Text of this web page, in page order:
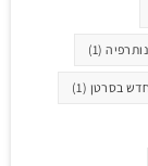
(1)
בסרטן (1)